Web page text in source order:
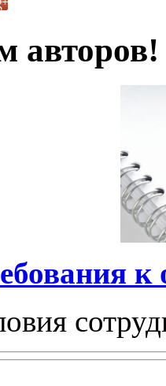
авторов!
к